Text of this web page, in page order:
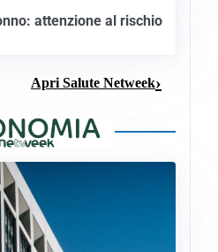
attenzione al rischio
Apri Salute Netweek